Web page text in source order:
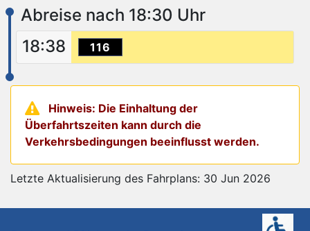
Abreise nach 18:30 Uhr
18:38
116
Hinweis: Die Einhaltung der
Überfahrtszeiten kann durch die
Verkehrsbedingungen beeinflusst werden.
Letzte Aktualisierung des Fahrplans: 30 Jun 2026